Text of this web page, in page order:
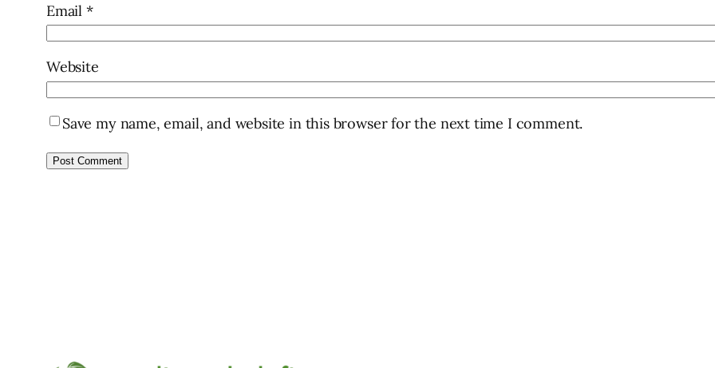
Email *
Website
Save my name, email, and website in this browser for the next time I comment.